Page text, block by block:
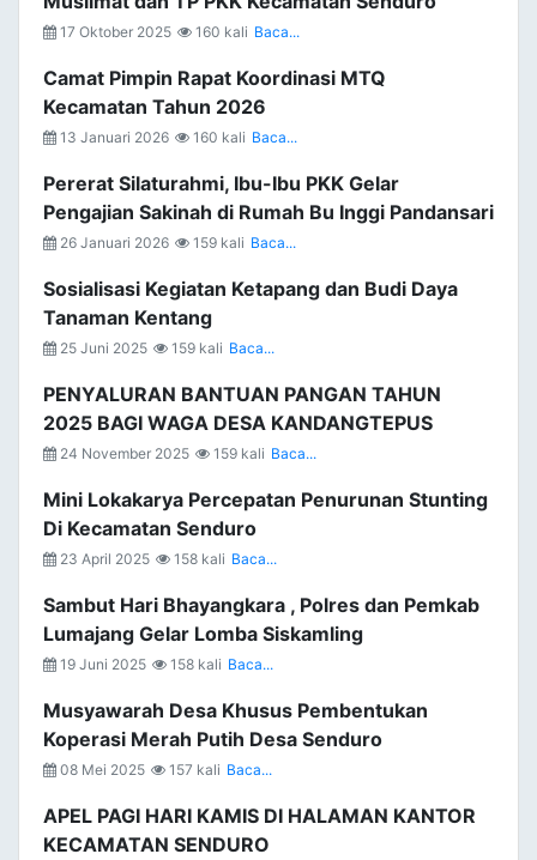
17 Oktober 2025 160 kali Baca...
Camat Pimpin Rapat Koordinasi MTQ
Kecamatan Tahun 2026
13 Januari 2026 160 kali Baca...
Pererat Silaturahmi, Ibu-Ibu PKK Gelar
Pengajian Sakinah di Rumah Bu Inggi Pandansari
26 Januari 2026 159 kali Baca...
Sosialisasi Kegiatan Ketapang dan Budi Daya
Tanaman Kentang
25 Juni 2025 159 kali Baca...
PENYALURAN BANTUAN PANGAN TAHUN
2025 BAGI WAGA DESA KANDANGTEPUS
24 November 2025 159 kali Baca...
Mini Lokakarya Percepatan Penurunan Stunting
Di Kecamatan Senduro
23 April 2025 158 kali Baca...
Sambut Hari Bhayangkara , Polres dan Pemkab
Lumajang Gelar Lomba Siskamling
19 Juni 2025 158 kali Baca...
Musyawarah Desa Khusus Pembentukan
Koperasi Merah Putih Desa Senduro
08 Mei 2025 157 kali Baca...
APEL PAGI HARI KAMIS DI HALAMAN KANTOR
KECAMATAN SENDURO